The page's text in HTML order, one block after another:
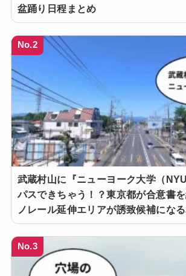
盆踊り日程まとめ
No.2
武蔵村山に『ニューヨーク大学（
パスできちゃう！？東京都が合意書
ノレール延伸エリアが誘致候補にな
No.3